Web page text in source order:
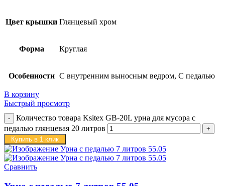
Цвет крышки Глянцевый хром
Форма Круглая
Особенности С внутренним выносным ведром, С педалью
В корзину
Быстрый просмотр
Количество товара Ksitex GB-20L урна для мусора с
педалью глянцевая 20 литров
Купить в 1 клик
Сравнить